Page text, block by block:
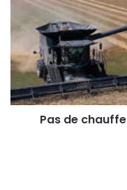
chauffeur
sur
votre
transbordeur
Pas de